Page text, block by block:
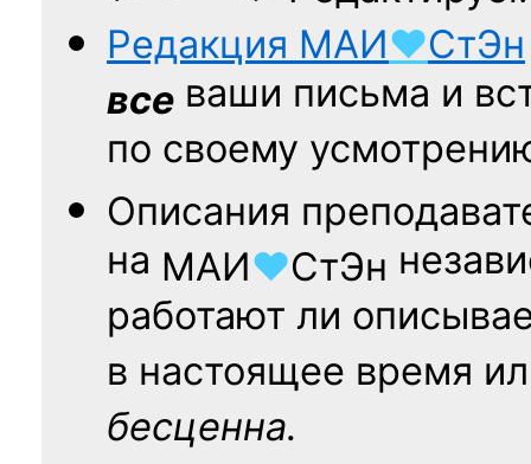
Редакция МАИ♥СтЭн
все ваши письма и
по своему
Описания
на МАИ♥СтЭн
работают ли
в настоящее время
бесценна.